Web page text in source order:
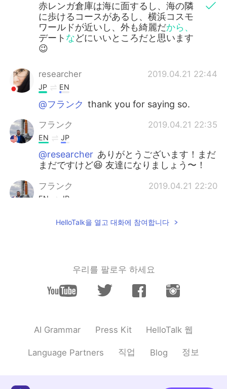
赤レンガ倉庫は海に面するし、海の隣
に歩けるコースがあるし、横浜コスモ
ワールドが近いし、外も綺麗だから、
デート などにいいところだと思います
😉
researcher 2019.04.21 22:44
JP EN
@フランク thank you for saying so.
フランク 2019.04.21 22:35
EN JP
@researcher ありがとうございます！まだ
まだですけど😆 友達になりましょう〜！
フランク 2019.04.21 22:20
EN JP
が小さいとびっくりしました 🤭🤭
カフェとレストランだけじゃなくて、
買い物もできるお店もたくさんある
し、中は常に人でいっぱいになってい
カフェとレストランだけじゃなくて、
買い物ができるお店もたくさんある
て賑やかです！
HelloTalk을 열고 대화에 참여합니다
우리를 팔로우 하세요
AI Grammar Press Kit HelloTalk 웹
Language Partners 직업 Blog 정보